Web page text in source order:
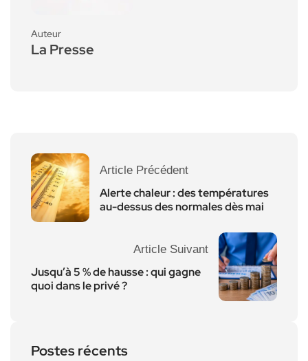
Auteur
La Presse
Article Précédent
Alerte chaleur : des températures
au-dessus des normales dès mai
Article Suivant
Jusqu’à 5 % de hausse : qui gagne
quoi dans le privé ?
Postes récents